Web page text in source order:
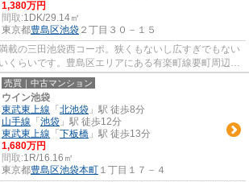
1,380万円
間取:1DK/29.14㎡
東京都豊島区池袋 ２丁目３０－１５
載の三田池袋西コーポ。狭くもないし広すぎでもない
くらいです。豊島区エリアにある有楽町線要町周辺で
お探しなら、優和にお問...
売買｜中古マンション
ウイン池袋
東武東上線 「 北池袋 」駅 徒歩8分
山手線 「 池袋 」駅 徒歩12分
東武東上線 「 下板橋 」駅 徒歩13分
1,680万円
間取:1R/16.16㎡
東京都豊島区池袋本町 １丁目１７－４